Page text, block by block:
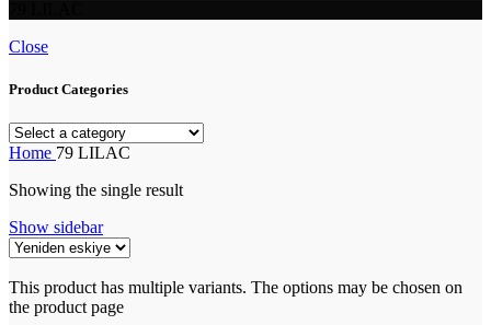
Close
Product Categories
Home 79 LILAC
Showing the single result
Show sidebar
This product has multiple variants. The options may be chosen on
the product page